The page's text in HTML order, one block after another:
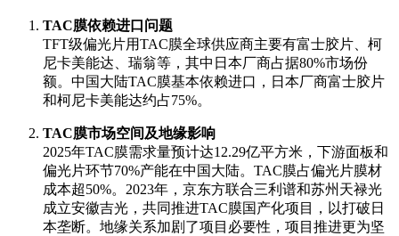
TAC膜依赖进口问题
TFT级偏光片用TAC膜全球供应商主要有富士胶片、柯
尼卡美能达、瑞翁等，其中日本厂商占据80%市场份
额。中国大陆TAC膜基本依赖进口，日本厂商富士胶片
和柯尼卡美能达约占75%。
TAC膜市场空间及地缘影响
2025年TAC膜需求量预计达12.29亿平方米，下游面板和
偏光片环节70%产能在中国大陆。TAC膜占偏光片膜材
成本超50%。2023年，京东方联合三利谱和苏州天禄光
成立安徽吉光，共同推进TAC膜国产化项目，以打破日
本垄断。地缘关系加剧了项目必要性，项目推进更为坚